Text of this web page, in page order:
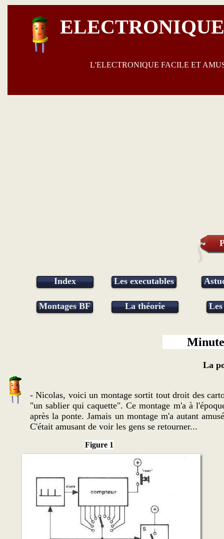
L'ELECTRONIQUE FACILE ET
Index Les executables
Montages BF La théorie
La
- Nicolas, voici un montage sortit tout droit des
"un sablier qui caquette". Ce montage m'a à
après la ponte. Jamais un montage m'a autant
C'était amusant de voir les gens se retourner...
Figure 1